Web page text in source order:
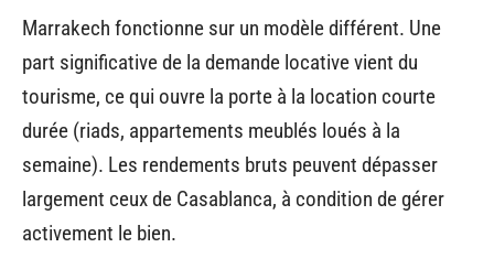
Marrakech fonctionne sur un modèle différent. Une
part significative de la demande locative vient du
tourisme, ce qui ouvre la porte à la location courte
durée (riads, appartements meublés loués à la
semaine). Les rendements bruts peuvent dépasser
largement ceux de Casablanca, à condition de gérer
activement le bien.